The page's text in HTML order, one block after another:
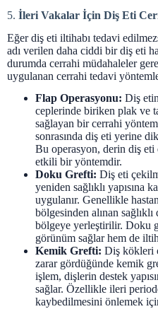
5. İleri Vakalar İçin Diş Eti
Eğer diş eti iltihabı tedavi
adı verilen daha ciddi bir diş eti
durumda cerrahi müdahaleler
uygulanan cerrahi tedavi
Flap Operasyonu: Diş
ceplerinde biriken plak ve
sağlayan bir cerrahi
sonrasında diş eti yerine
Bu operasyon, derin diş
etkili bir yöntemdir.
Doku Grefti: Diş eti
yeniden sağlıklı yapısına
uygulanır. Genellikle
bölgesinden alınan
bölgeye yerleştirilir. Doku
görünüm sağlar hem de
Kemik Grefti: Diş kökleri
zarar gördüğünde kemik
işlem, dişlerin destek
sağlar. Özellikle ileri
kaybedilmesini önlemek